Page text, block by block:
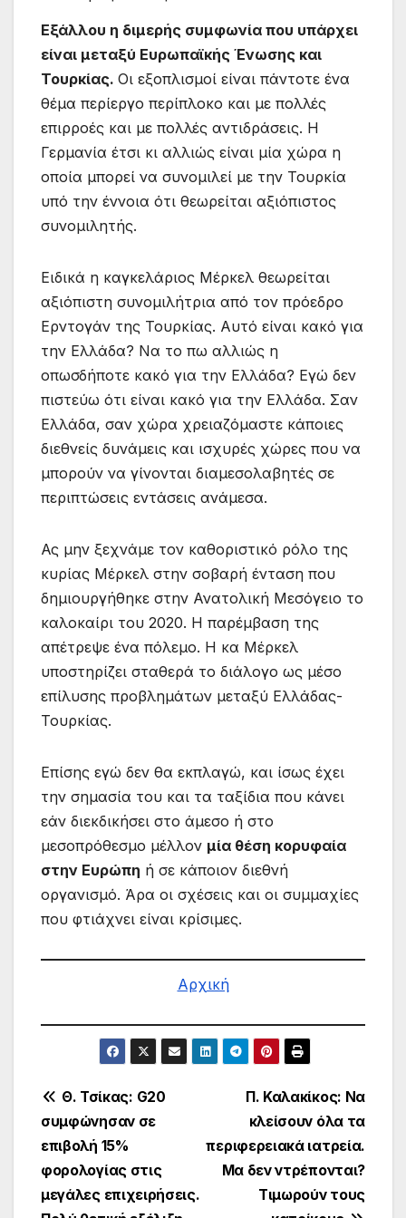
Εξάλλου η διμερής συμφωνία που υπάρχει
είναι μεταξύ Ευρωπαϊκής Ένωσης και
Τουρκίας. Οι εξοπλισμοί είναι πάντοτε ένα
θέμα περίεργο περίπλοκο και με πολλές
επιρροές και με πολλές αντιδράσεις. Η
Γερμανία έτσι κι αλλιώς είναι μία χώρα η
οποία μπορεί να συνομιλεί με την Τουρκία
υπό την έννοια ότι θεωρείται αξιόπιστος
συνομιλητής.
Ειδικά η καγκελάριος Μέρκελ θεωρείται
αξιόπιστη συνομιλήτρια από τον πρόεδρο
Ερντογάν της Τουρκίας. Αυτό είναι κακό για
την Ελλάδα? Να το πω αλλιώς η
οπωσδήποτε κακό για την Ελλάδα? Εγώ δεν
πιστεύω ότι είναι κακό για την Ελλάδα. Σαν
Ελλάδα, σαν χώρα χρειαζόμαστε κάποιες
διεθνείς δυνάμεις και ισχυρές χώρες που να
μπορούν να γίνονται διαμεσολαβητές σε
περιπτώσεις εντάσεις ανάμεσα.
Ας μην ξεχνάμε τον καθοριστικό ρόλο της
κυρίας Μέρκελ στην σοβαρή ένταση που
δημιουργήθηκε στην Ανατολική Μεσόγειο το
καλοκαίρι του 2020. Η παρέμβαση της
απέτρεψε ένα πόλεμο. Η κα Μέρκελ
υποστηρίζει σταθερά το διάλογο ως μέσο
επίλυσης προβλημάτων μεταξύ Ελλάδας-
Τουρκίας.
Επίσης εγώ δεν θα εκπλαγώ, και ίσως έχει
την σημασία του και τα ταξίδια που κάνει
εάν διεκδικήσει στο άμεσο ή στο
μεσοπρόθεσμο μέλλον μία θέση κορυφαία
στην Ευρώπη ή σε κάποιον διεθνή
οργανισμό. Άρα οι σχέσεις και οι συμμαχίες
που φτιάχνει είναι κρίσιμες.
Αρχική
Πλοήγηση
άρθρων
Π. Καλακίκος: Να
κλείσουν όλα τα
περιφερειακά ιατρεία.
Μα δεν ντρέπονται?
Τιμωρούν τους
Θ. Τσίκας: G20
συμφώνησαν σε
επιβολή 15%
φορολογίας στις
μεγάλες επιχειρήσεις.